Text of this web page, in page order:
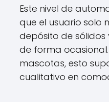
Este nivel de
que el usuario solo
depósito de
de forma
mascotas, esto
cualitativo en